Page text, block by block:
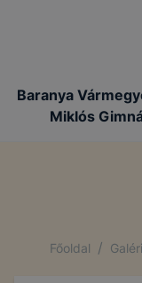
Baranya
Miklós
Főoldal /